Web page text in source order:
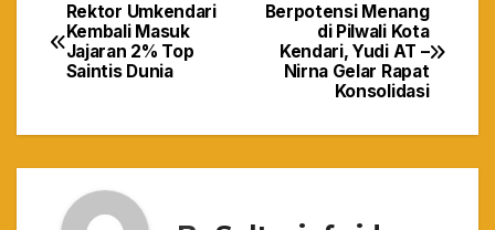
Navigasi
pos
Berpotensi Menang
di Pilwali Kota
Kendari, Yudi AT –
Nirna Gelar Rapat
Konsolidasi
Rektor Umkendari
Kembali Masuk
Jajaran 2% Top
Saintis Dunia